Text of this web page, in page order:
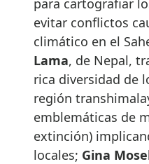
para cartografiar
evitar conflictos
climático en el
Lama, de Nepal,
rica diversidad de
región
emblemáticas de
extinción)
locales; Gina